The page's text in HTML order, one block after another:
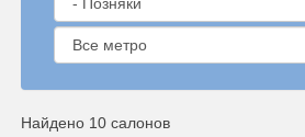
Найдено 10 салонов